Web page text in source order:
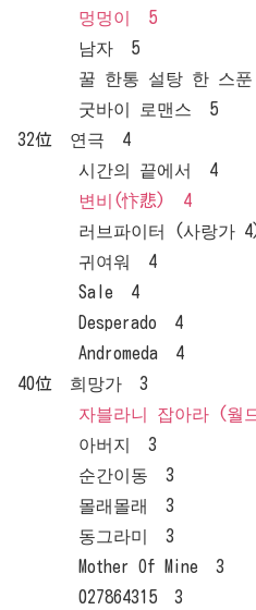
멍멍이 5
남자 5
꿀 한통 설탕 한 스푼
굿바이 로맨스 5
32位 연극 4
시간의 끝에서 4
변비(忭悲) 4
러브파이터 (사랑가
귀여워 4
Sale 4
Desperado 4
Andromeda 4
40位 희망가 3
자블라니 잡아라 (월
아버지 3
순간이동 3
몰래몰래 3
동그라미 3
Mother Of Mine 3
027864315 3